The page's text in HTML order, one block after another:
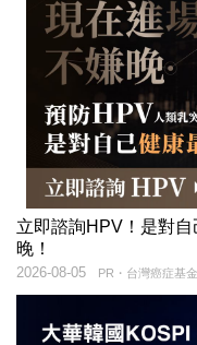
立即諮詢HPV！是對
晚！
PR・台灣癌症基
2026-08-05